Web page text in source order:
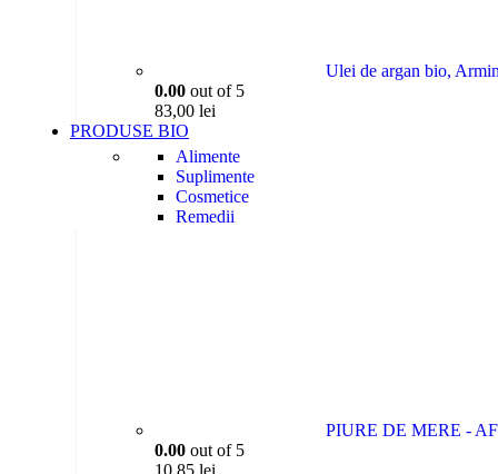
Ulei de argan bio,
0.00 out of 5
83,00 lei
PRODUSE BIO
Alimente
Suplimente
Cosmetice
Remedii
PIURE DE MERE -
0.00 out of 5
10,85 lei